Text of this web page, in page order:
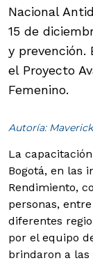
Nacional
15 de
y prevención.
el Proyecto
Femenino.
Autoría:
La
Bogotá, en las
Rendimiento,
personas,
diferentes
por el equipo
brindaron a